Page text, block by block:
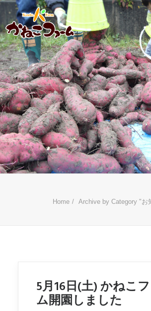
HOME
かねこファームとは
おしらせ
ファーム日記
金子工務店
リフォーム
Home Archive by Category "お
5月16日(土) かねこ
ム開園しました